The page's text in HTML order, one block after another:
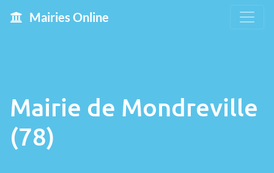
Mairies Online
Mairie de Mondreville
(78)